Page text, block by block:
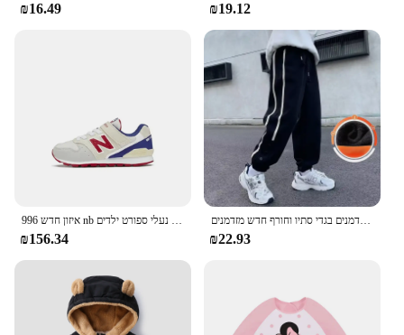
₪16.49 ₪19.12
איזון חדש 996 nb נעלי מזדמנים בנים/בנות זעזועים נעלי ריצה נעלי ספורט ילדים
₪156.34
מכנסיים בנים סתיו וחורף חדש מזדמנים בגדי סתיו וחורף חדש מזדמנים
₪22.93